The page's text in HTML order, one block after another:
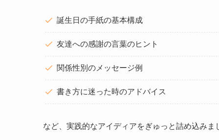
誕生日の手紙の基本構成
友達への感謝の言葉のヒント
関係性別のメッセージ例
書き方に迷った時のアドバイス
など、実践的なアイディアをぎゅっと詰め込みま